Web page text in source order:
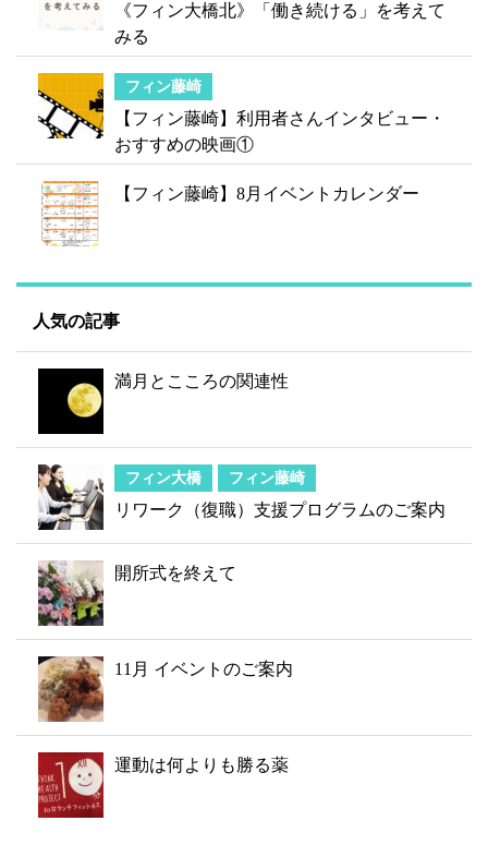
《フィン大橋北》「働き続ける」を考えて
みる
フィン藤崎
【フィン藤崎】利用者さんインタビュー・
おすすめの映画①
【フィン藤崎】8月イベントカレンダー
人気の記事
満月とこころの関連性
フィン大橋 フィン藤崎
リワーク（復職）支援プログラムのご案内
開所式を終えて
11月 イベントのご案内
運動は何よりも勝る薬